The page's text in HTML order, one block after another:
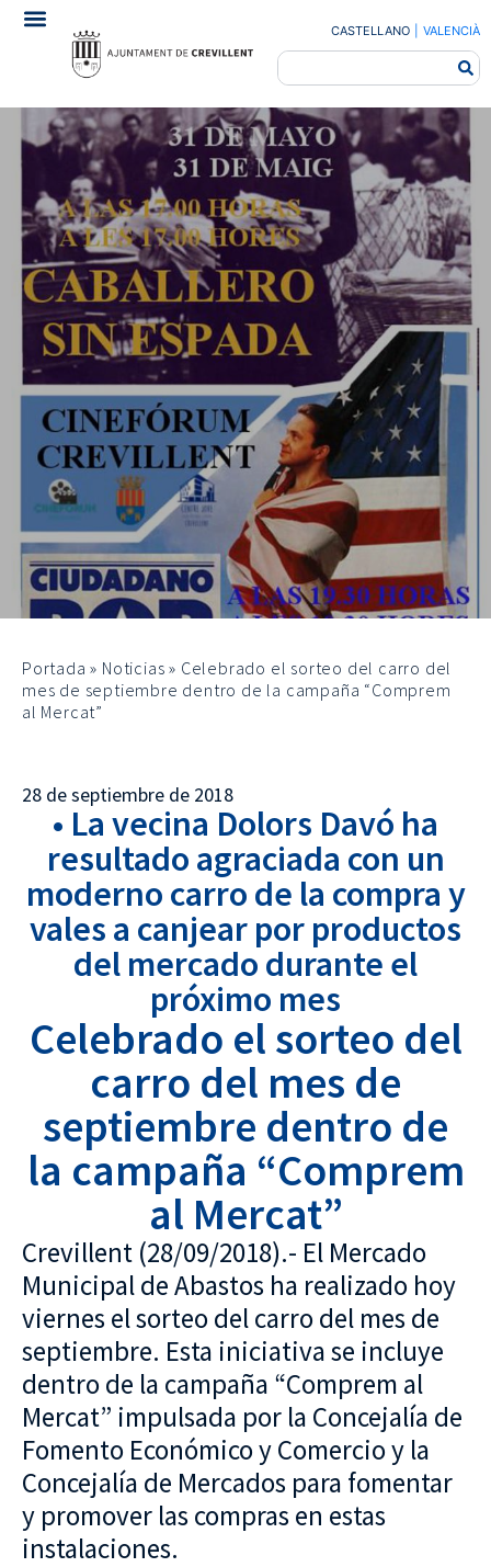
CASTELLANO VALENCIÀ
Portada » Noticias » Celebrado el sorteo del carro del
mes de septiembre dentro de la campaña “Comprem
al Mercat”
28 de septiembre de 2018
• La vecina Dolors Davó ha
resultado agraciada con un
moderno carro de la compra y
vales a canjear por productos
del mercado durante el
próximo mes
Celebrado el sorteo del
carro del mes de
septiembre dentro de
la campaña “Comprem
al Mercat”
Crevillent (28/09/2018).- El Mercado
Municipal de Abastos ha realizado hoy
viernes el sorteo del carro del mes de
septiembre. Esta iniciativa se incluye
dentro de la campaña “Comprem al
Mercat” impulsada por la Concejalía de
Fomento Económico y Comercio y la
Concejalía de Mercados para fomentar
y promover las compras en estas
instalaciones.